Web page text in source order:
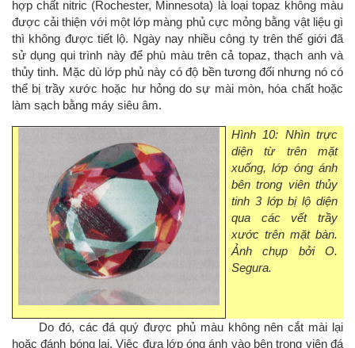
hợp chất nitric (Rochester, Minnesota) là loại topaz không màu
được cải thiện với một lớp màng phủ cực mỏng bằng vật liệu gì
thì không được tiết lộ. Ngày nay nhiều công ty trên thế giới đã
sử dụng qui trình này để phù màu trên cả topaz, thạch anh và
thủy tinh. Mặc dù lớp phủ này có độ bền tương đối nhưng nó có
thể bị trầy xước hoặc hư hỏng do sự mài mòn, hóa chất hoặc
làm sạch bằng máy siêu âm.
Hình 10: Nhìn trực
diện từ trên mặt
xuống, lớp óng ánh
bên trong viên thủy
tinh 3 lớp bị lộ diện
qua các vết trầy
xước trên mặt bàn.
Ảnh chụp bởi O.
Segura.
Do đó, các đá quý được phủ màu không nên cắt mài lại
hoặc đánh bóng lại. Việc đưa lớp óng ánh vào bên trong viên đá